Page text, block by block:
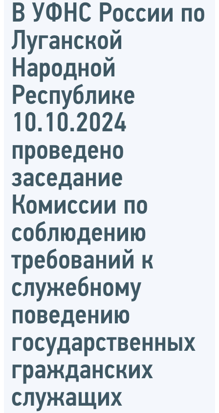
В УФНС России по
Луганской
Народной
Республике
10.10.2024
проведено
заседание
Комиссии по
соблюдению
требований к
служебному
поведению
государственных
гражданских
служащих